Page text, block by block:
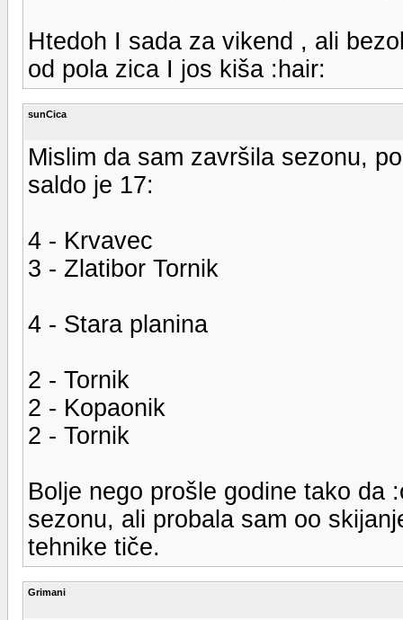
Htedoh I sada za vikend , ali
od pola zica I jos kiša :hair:
sunCica
Mislim da sam završila sezonu,
saldo je 17:
4 - Krvavec
3 - Zlatibor Tornik
4 - Stara planina
2 - Tornik
2 - Kopaonik
2 - Tornik
Bolje nego prošle godine tako da
sezonu, ali probala sam oo
tehnike tiče.
Grimani